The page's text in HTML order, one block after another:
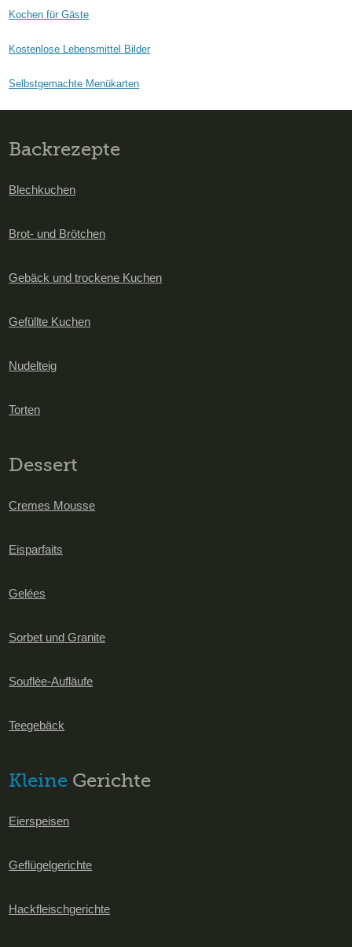
Kochen für Gäste
Kostenlose Lebensmittel Bilder
Selbstgemachte Menükarten
Backrezepte
Blechkuchen
Brot- und Brötchen
Gebäck und trockene Kuchen
Gefüllte Kuchen
Nudelteig
Torten
Dessert
Cremes Mousse
Eisparfaits
Gelées
Sorbet und Granite
Souflèe-Aufläufe
Teegebäck
Kleine Gerichte
Eierspeisen
Geflügelgerichte
Hackfleischgerichte